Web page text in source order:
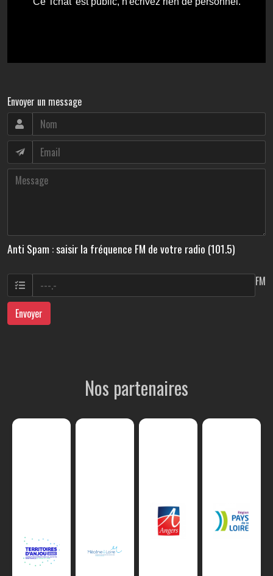
Envoyer un message
Anti Spam : saisir la fréquence FM de votre radio (101.5)
FM
Envoyer
Nos partenaires